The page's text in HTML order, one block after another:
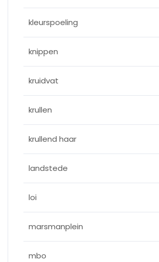
kleurspoeling
knippen
kruidvat
krullen
krullend haar
landstede
loi
marsmanplein
mbo